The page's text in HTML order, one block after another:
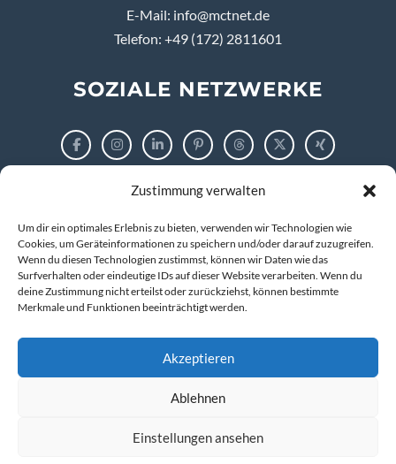
Zustimmung verwalten
Um dir ein optimales Erlebnis zu bieten, verwenden wir Technologien wie
Cookies, um Geräteinformationen zu speichern und/oder darauf zuzugreifen.
Wenn du diesen Technologien zustimmst, können wir Daten wie das
Surfverhalten oder eindeutige IDs auf dieser Website verarbeiten. Wenn du
deine Zustimmung nicht erteilst oder zurückziehst, können bestimmte
Merkmale und Funktionen beeinträchtigt werden.
Akzeptieren
Ablehnen
Einstellungen ansehen
E-Mail: info@mctnet.de
Telefon: +49 (172) 2811601
SOZIALE NETZWERKE
Impressum
Datenschutzerklärung
© 2026 markus tigges | training and consulting